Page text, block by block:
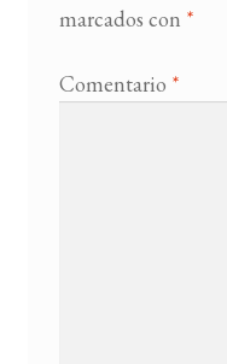
marcados con *
Comentario *